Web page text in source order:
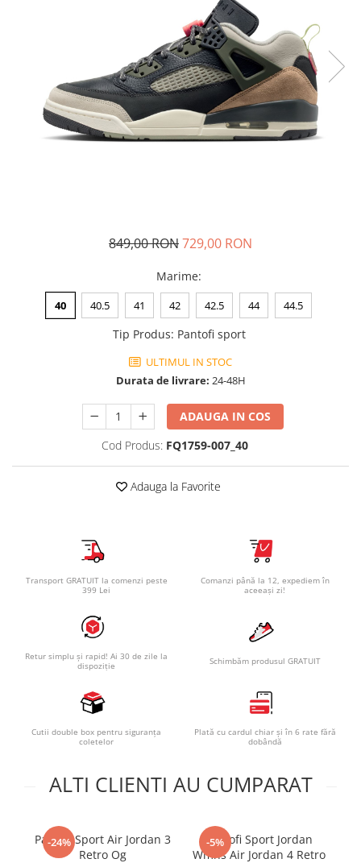
Geci si veste copii
Pantaloni scurti Copii
Accesorii
Ingrijire incaltaminte
849,00 RON729,00 RON
Marime:
40 40.5 41 42 42.5 44 44.5
Tip Produs: Pantofi sport
ULTIMUL IN STOC
Durata de livrare: 24-48H
ADAUGA IN COS
Cod Produs: FQ1759-007_40
Adauga la Favorite
Transport GRATUIT la comenzi peste
399 Lei
Comanzi până la 12, expediem în
aceeași zi!
Retur simplu și rapid! Ai 30 de zile la
dispoziție
Schimbăm produsul GRATUIT
Cutii double box pentru siguranța
coletelor
Plată cu cardul chiar și în 6 rate fără
dobândă
ALTI CLIENTI AU CUMPARAT
-24%
Pantofi Sport Air Jordan 3
Retro Og
-5%
Pantofi Sport Jordan
Wmns Air Jordan 4 Retro